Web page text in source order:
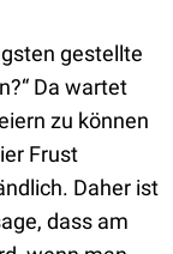
gestellte
Da wartet
zu können
Frust
Daher ist
dass am